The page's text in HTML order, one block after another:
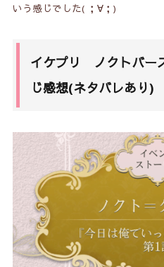
いう感じでした( ；∀；)
イケプリ ノクトバー
じ感想(ネタバレあり)